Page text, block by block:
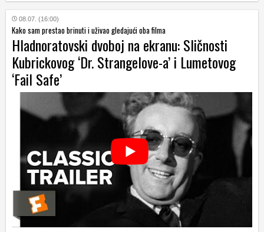
08.07. (16:00)
Kako sam prestao brinuti i uživao gledajući oba filma
Hladnoratovski dvoboj na ekranu: Sličnosti
Kubrickovog ‘Dr. Strangelove-a’ i Lumetovog
‘Fail Safe’